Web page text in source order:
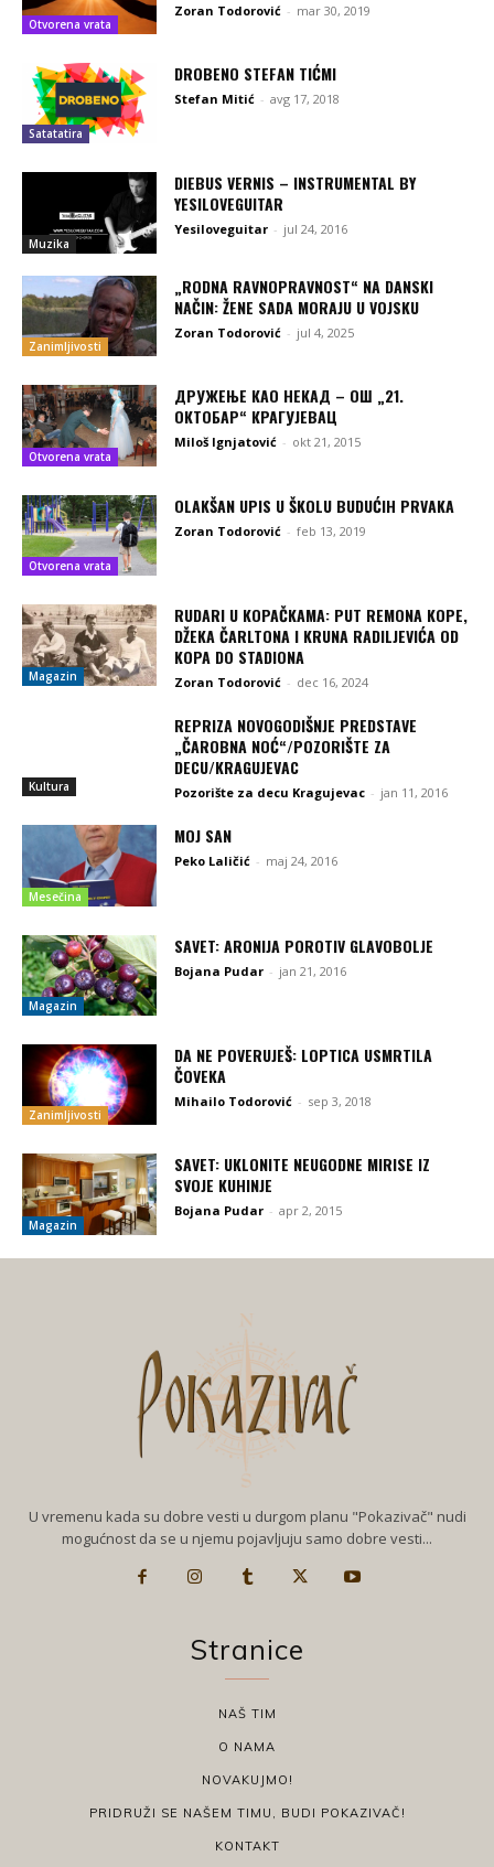
Otvorena vrata
Zoran Todorović - mar 30, 2019
Satatatira
DROBENO STEFAN TIĆMI
Stefan Mitić - avg 17, 2018
Muzika
DIEBUS VERNIS – INSTRUMENTAL BY
YESILOVEGUITAR
Yesiloveguitar - jul 24, 2016
Zanimljivosti
„RODNA RAVNOPRAVNOST“ NA DANSKI
NAČIN: ŽENE SADA MORAJU U VOJSKU
Zoran Todorović - jul 4, 2025
Otvorena vrata
ДРУЖЕЊЕ КАО НЕКАД – ОШ „21.
ОКТОБАР“ КРАГУЈЕВАЦ
Miloš Ignjatović - okt 21, 2015
Otvorena vrata
OLAKŠAN UPIS U ŠKOLU BUDUĆIH PRVAKA
Zoran Todorović - feb 13, 2019
Magazin
RUDARI U KOPAČKAMA: PUT REMONA KOPE,
DŽEKA ČARLTONA I KRUNA RADILJEVIĆA OD
KOPA DO STADIONA
Zoran Todorović - dec 16, 2024
Kultura
REPRIZA NOVOGODIŠNJE PREDSTAVE
„ČAROBNA NOĆ“/POZORIŠTE ZA
DECU/KRAGUJEVAC
Pozorište za decu Kragujevac - jan 11, 2016
Mesečina
MOJ SAN
Peko Laličić - maj 24, 2016
Magazin
SAVET: ARONIJA POROTIV GLAVOBOLJE
Bojana Pudar - jan 21, 2016
Zanimljivosti
DA NE POVERUJEŠ: LOPTICA USMRTILA
ČOVEKA
Mihailo Todorović - sep 3, 2018
Magazin
SAVET: UKLONITE NEUGODNE MIRISE IZ
SVOJE KUHINJE
Bojana Pudar - apr 2, 2015
U vremenu kada su dobre vesti u durgom planu "Pokazivač" nudi
mogućnost da se u njemu pojavljuju samo dobre vesti...
Stranice
NAŠ TIM
O NAMA
NOVAKUJMO!
PRIDRUŽI SE NAŠEM TIMU, BUDI POKAZIVAČ!
KONTAKT